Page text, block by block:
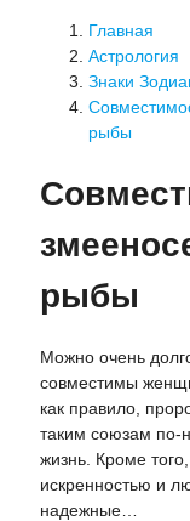
Главная
Астрология
Знаки
рыбы
рыбы
Можно очень
совместимы
как правило,
таким союзам по-
жизнь. Кроме
искренностью и
надежные…